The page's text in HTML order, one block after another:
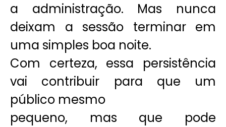
a administração. Mas nunca
deixam a sessão terminar em
uma simples boa noite.
Com certeza, essa persistência
vai contribuir para que um
público mesmo
pequeno, mas que pode